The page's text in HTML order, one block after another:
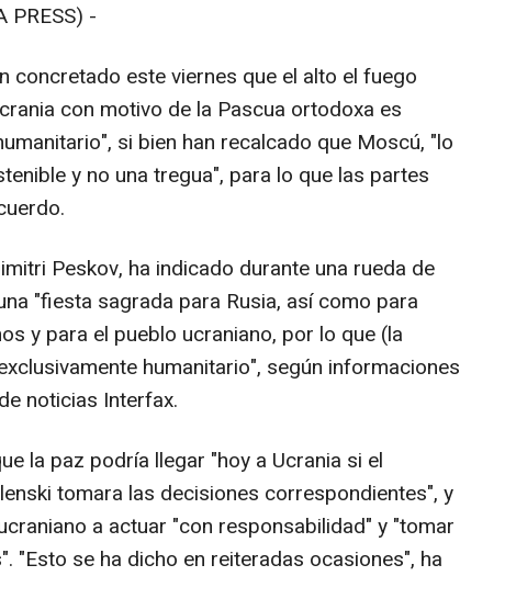
PRESS) -
concretado este viernes que el alto el fuego
con motivo de la Pascua ortodoxa es
si bien han recalcado que Moscú, "lo
y no una tregua", para lo que las partes
Peskov, ha indicado durante una rueda de
"fiesta sagrada para Rusia, así como para
y para el pueblo ucraniano, por lo que (la
humanitario", según informaciones
noticias Interfax.
la paz podría llegar "hoy a Ucrania si el
tomara las decisiones correspondientes", y
a actuar "con responsabilidad" y "tomar
"Esto se ha dicho en reiteradas ocasiones", ha